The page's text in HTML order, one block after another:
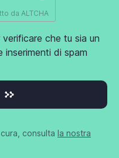
da ALTCHA
che tu sia un
inserimenti di spam
consulta la nostra